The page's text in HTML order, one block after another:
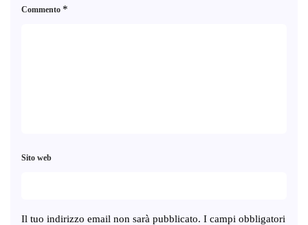
Il tuo indirizzo email non sarà pubblicato. I campi obbligatori
Commento *
Sito web